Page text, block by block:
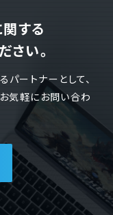
する
さい。
ートナーとして、
気軽にお問い合わ